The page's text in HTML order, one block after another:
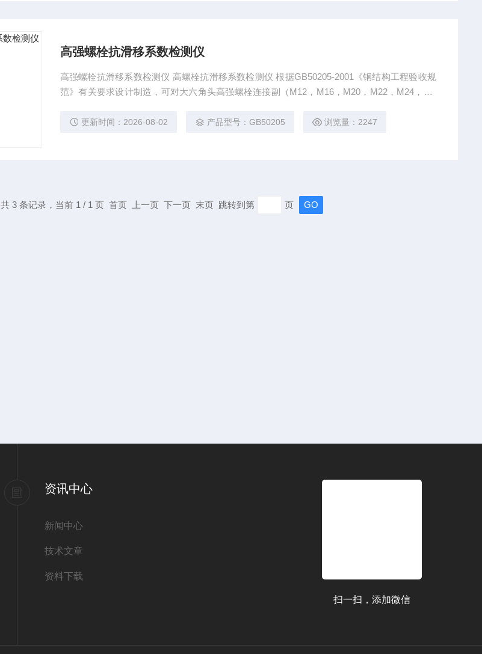
高强螺栓抗滑移系数检测仪
高强螺栓抗滑移系数检测仪 高螺栓抗滑移系数检测仪 根据GB50205-2001《钢结构工程验收规
范》有关要求设计制造，可对大六角头高强螺栓连接副（M12，M16，M20，M22，M24，M2
更新时间：2026-08-02 产品型号：GB50205 浏览量：2247
共 3 条记录，当前 1 / 1 页 首页 上一页 下一页 末页 跳转到第 页
资讯中心
新闻中心
技术文章
资料下载
扫一扫，添加微信